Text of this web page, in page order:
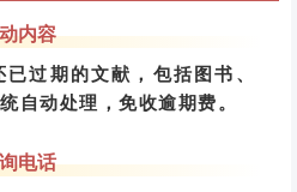
内容
过期的文献，包括图书、
自动处理，免收逾期费。
电话